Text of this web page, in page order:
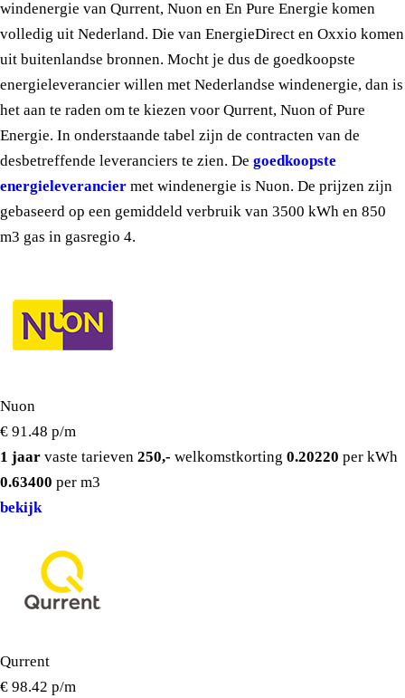
windenergie van Qurrent, Nuon en En Pure Energie komen
volledig uit Nederland. Die van EnergieDirect en Oxxio komen
uit buitenlandse bronnen. Mocht je dus de goedkoopste
energieleverancier willen met Nederlandse windenergie, dan is
het aan te raden om te kiezen voor Qurrent, Nuon of Pure
Energie. In onderstaande tabel zijn de contracten van de
desbetreffende leveranciers te zien. De goedkoopste
energieleverancier met windenergie is Nuon. De prijzen zijn
gebaseerd op een gemiddeld verbruik van 3500 kWh en 850
m3 gas in gasregio 4.
Nuon
€ 91.48 p/m
1 jaar vaste tarieven 250,- welkomstkorting 0.20220 per kWh
0.63400 per m3
bekijk
Qurrent
€ 98.42 p/m